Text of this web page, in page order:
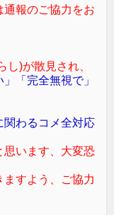
報のご協力をお
し)が散見され、
」「完全無視で」
関わるコメ全対応
思います、大変恐
すよう、ご協力